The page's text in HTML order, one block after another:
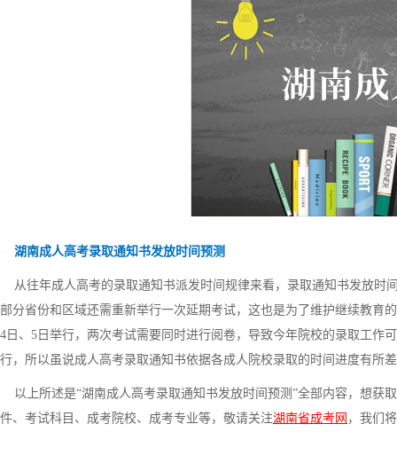
湖南成人高考录取通知书发放时间预测
从往年成人高考的录取通知书派发时间规律来看，录取通知书发放时
部分省份和区域还需重新举行一次延期考试，这也是为了维护继续教
4日、5日举行，两次考试需要同时进行阅卷，导致今年院校的录取工作
行，所以虽说成人高考录取通知书依据各成人院校录取的时间进度有所
以上所述是“湖南成人高考录取通知书发放时间预测”全部内容，想获
件、考试科目、成考院校、成考专业等，敬请关注湖南省成考网 ，我们